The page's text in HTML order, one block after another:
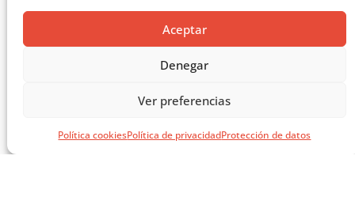
Aceptar
Denegar
Ver preferencias
Política cookiesPolítica de privacidadProtección de datos
PARA CONTROL SOLAR